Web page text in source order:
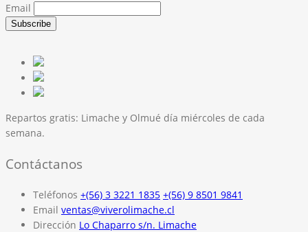
Email
Repartos gratis: Limache y Olmué día miércoles de cada
semana.
Contáctanos
Teléfonos +(56) 3 3221 1835 +(56) 9 8501 9841
Email ventas@viverolimache.cl
Dirección Lo Chaparro s/n. Limache